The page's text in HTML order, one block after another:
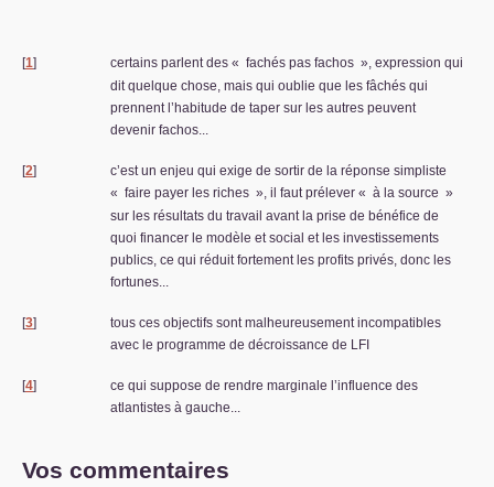
[1] certains parlent des « fachés pas fachos », expression qui
dit quelque chose, mais qui oublie que les fâchés qui
prennent l’habitude de taper sur les autres peuvent
devenir fachos...
[2]
c’est un enjeu qui exige de sortir de la réponse simpliste
« faire payer les riches », il faut prélever « à la source »
sur les résultats du travail avant la prise de bénéfice de
quoi financer le modèle et social et les investissements
publics, ce qui réduit fortement les profits privés, donc les
fortunes...
[3]
tous ces objectifs sont malheureusement incompatibles
avec le programme de décroissance de LFI
[4]
ce qui suppose de rendre marginale l’influence des
atlantistes à gauche...
Vos commentaires